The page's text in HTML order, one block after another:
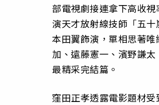
部電視劇接連拿下高收
演天才放射線技師「五
本田翼飾演，單相思著
加、遠藤憲一、濱野謙
最精采完結篇。
窪田正孝透露電影題材